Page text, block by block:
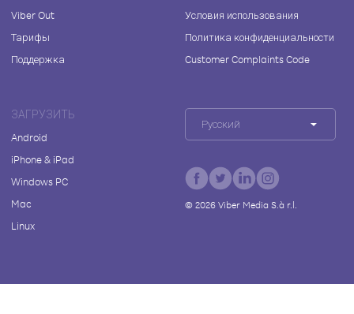
Viber Out
Тарифы
Поддержка
Условия использования
Политика конфиденциальности
Customer Complaints Code
ЗАГРУЗИТЬ
Android
iPhone & iPad
Windows PC
Mac
Linux
Русский
© 2026Viber Media S.à r.l.